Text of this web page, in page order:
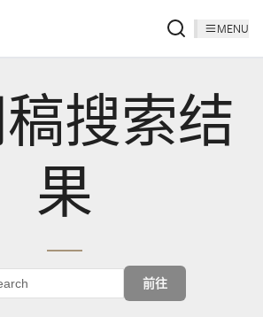
MENU
搜索结
果
前往